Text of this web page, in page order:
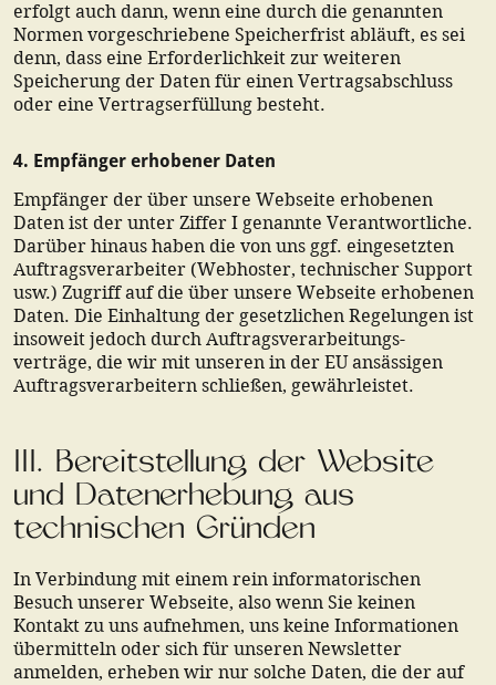
erfolgt auch dann, wenn eine durch die genannten
Normen vorgeschriebene Speicherfrist abläuft, es sei
denn, dass eine Erforderlichkeit zur weiteren
Speicherung der Daten für einen Vertragsabschluss
oder eine Vertragserfüllung besteht.
4. Empfänger erhobener Daten
Empfänger der über unsere Webseite erhobenen
Daten ist der unter Ziffer I genannte Verantwortliche.
Darüber hinaus haben die von uns ggf. eingesetzten
Auftragsverarbeiter (Webhoster, technischer Support
usw.) Zugriff auf die über unsere Webseite erhobenen
Daten. Die Einhaltung der gesetzlichen Regelungen ist
insoweit jedoch durch Auftragsverarbeitungs-
verträge, die wir mit unseren in der EU ansässigen
Auftragsverarbeitern schließen, gewährleistet.
III. Bereitstellung der Website
und Datenerhebung aus
technischen Gründen
In Verbindung mit einem rein informatorischen
Besuch unserer Webseite, also wenn Sie keinen
Kontakt zu uns aufnehmen, uns keine Informationen
übermitteln oder sich für unseren Newsletter
anmelden, erheben wir nur solche Daten, die der auf